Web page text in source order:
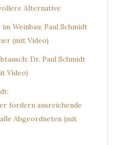
Alternative
im Weinbau: Paul Schmidt
(mit Video)
Dr. Paul Schmidt
Video)
fordern ausreichende
Abgeordneten (mit